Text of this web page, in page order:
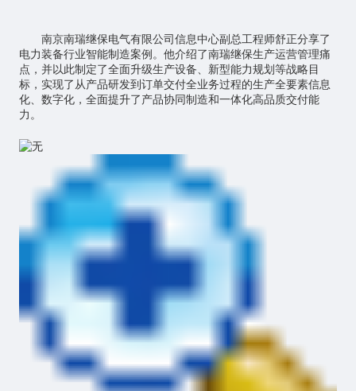
南京南瑞继保电气有限公司信息中心副总工程师舒正分享了
电力装备行业智能制造案例。他介绍了南瑞继保生产运营管理痛
点，并以此制定了全面升级生产设备、新型能力规划等战略目
标，实现了从产品研发到订单交付全业务过程的生产全要素信息
化、数字化，全面提升了产品协同制造和一体化高品质交付能
力。